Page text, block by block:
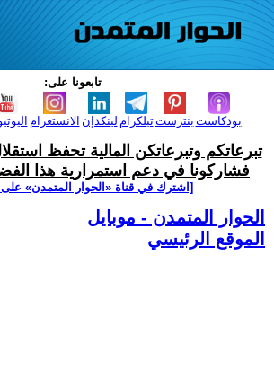
تابعونا على:
الانستغرام لينكدإن تيلكرامبنترست بودكاست
تبرعاتكم وتبرعاتكن المالية تحفظ
فشاركونا في دعم استمرارية هذا
[اشترك في قناة ‫«الحوار المتمدن» على
الحوار المتمدن - موبايل
الموقع الرئيسي